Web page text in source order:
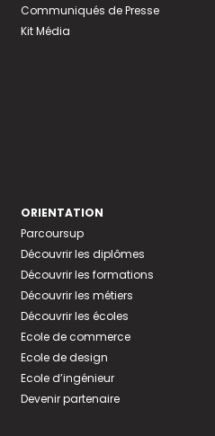
Communiqués de Presse
Kit Média
ORIENTATION
Parcoursup
Découvrir les diplômes
Découvrir les formations
Découvrir les métiers
Découvrir les écoles
Ecole de commerce
Ecole de design
Ecole d’ingénieur
Devenir partenaire